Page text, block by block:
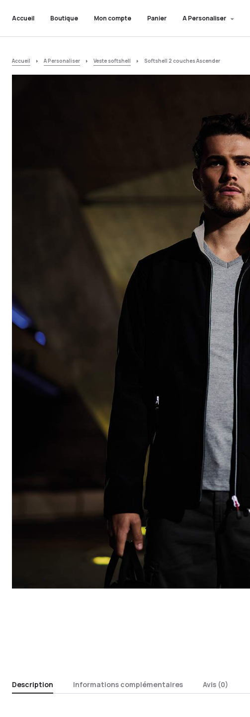
Accueil Boutique Mon compte Panier A Personaliser
Accueil A Personaliser Veste softshell Softshell 2 couches Ascender
Description Informations complémentaires Avis (0)